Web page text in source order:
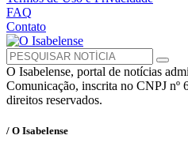
FAQ
Contato
O Isabelense, portal de notícias
Comunicação, inscrita no CNPJ nº
direitos reservados.
/ O Isabelense